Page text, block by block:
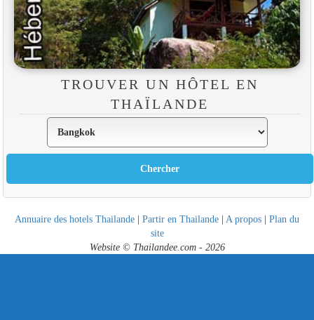
TROUVER UN HÔTEL EN
THAÏLANDE
Annuaire des hotels Thailande | Partir en Thailande | A propos | Plan du
site
Website © Thailandee.com - 2026